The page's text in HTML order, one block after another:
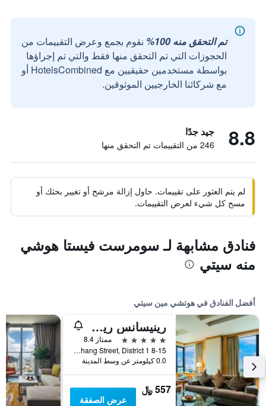
تم التحقق منه 100%
نقوم بجمع وعرض التقييمات من
الحجوزات التي تم التحقق منها فقط والتي تم إجراؤها
بواسطة مستخدمين حقيقيين مع HotelsCombined أو
مع شركائنا الخارجيين الموثوقين.
8.8 جيد جدًا
246 من التقييمات تم التحقق منها
لم يتم العثور على تقييمات. حاول إزالة مرشح أو تغيير بحثك أو
مسح كل شيء لعرض التقييمات.
فنادق مشابهة لـ سومرست فيستا هوشي
منه سيتي
أفضل الفنادق في هوتشي مين سيتي
رينيسانس ريفرسايد هوتل سايجون
5 نجوم
ممتاز 8.4
8-15 Ton Duc Thang Street, District 1, هوتشي مين سيتي, فيتنام
0.0 كيلومتر عن وسط المدينة
557 ﷼
عرض الصفقة